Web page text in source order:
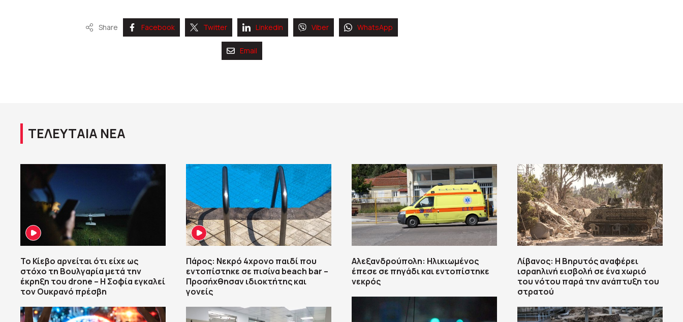
Share Facebook Twitter Linkedin Viber WhatsApp
Email
ΤΕΛΕΥΤΑΙΑ ΝΕΑ
Το Κίεβο αρνείται ότι είχε ως
στόχο τη Βουλγαρία μετά την
έκρηξη του drone – Η Σοφία εγκαλεί
τον Ουκρανό πρέσβη
Πάρος: Νεκρό 4χρονο παιδί που
εντοπίστηκε σε πισίνα beach bar –
Προσήχθησαν ιδιοκτήτης και
γονείς
Αλεξανδρούπολη: Ηλικιωμένος
έπεσε σε πηγάδι και εντοπίστηκε
νεκρός
Λίβανος: Η Βηρυτός αναφέρει
ισραηλινή εισβολή σε ένα χωριό
του νότου παρά την ανάπτυξη του
στρατού